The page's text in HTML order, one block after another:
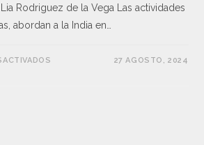
Rodriguez de la Vega Las actividades
abordan a la India en…
27 AGOSTO, 2024